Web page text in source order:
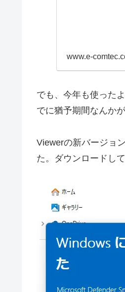
www.e-
でも、今年も使った
でに猶予期間なんか
Viewerの新バージョ
た。ダウンロードし